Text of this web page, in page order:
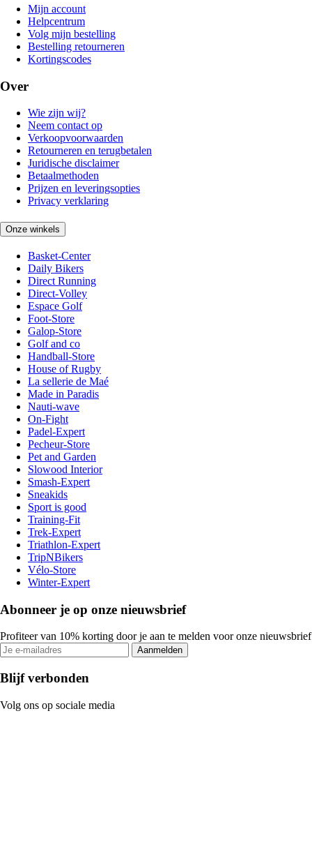
Mijn account
Helpcentrum
Volg mijn bestelling
Bestelling retourneren
Kortingscodes
Over
Wie zijn wij?
Neem contact op
Verkoopvoorwaarden
Retourneren en terugbetalen
Juridische disclaimer
Betaalmethoden
Prijzen en leveringsopties
Privacy verklaring
Onze winkels
Basket-Center
Daily Bikers
Direct Running
Direct-Volley
Espace Golf
Foot-Store
Galop-Store
Golf and co
Handball-Store
House of Rugby
La sellerie de Maé
Made in Paradis
Nauti-wave
On-Fight
Padel-Expert
Pecheur-Store
Pet and Garden
Slowood Interior
Smash-Expert
Sneakids
Sport is good
Training-Fit
Trek-Expert
Triathlon-Expert
TripNBikers
Vélo-Store
Winter-Expert
Abonneer je op onze nieuwsbrief
Profiteer van 10% korting door je aan te melden voor onze nieuwsbrief
Aanmelden
Blijf verbonden
Volg ons op sociale media